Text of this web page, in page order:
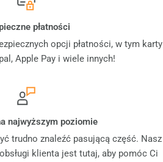
płatności
opcji płatności, w tym karty
Apple Pay i wiele innych!
najwyższym poziomie
trudno znaleźć pasującą część. Nasz
klienta jest tutaj, aby pomóc Ci